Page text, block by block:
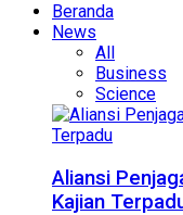
Beranda
News
All
Business
Science
Aliansi
Kajian